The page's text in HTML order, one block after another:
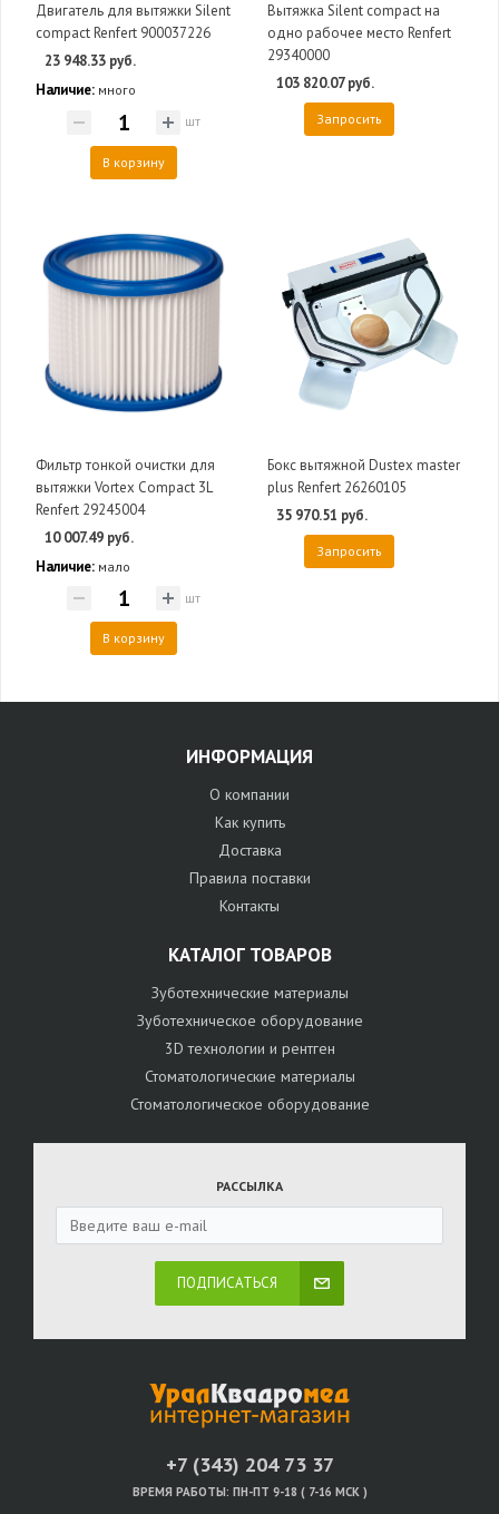
Двигатель для вытяжки Silent
compact Renfert 900037226
23 948.33 руб.
Наличие: много
шт
В корзину
Вытяжка Silent compact на
одно рабочее место Renfert
29340000
103 820.07 руб.
Запросить
Фильтр тонкой очистки для
вытяжки Vortex Compact 3L
Renfert 29245004
10 007.49 руб.
Наличие: мало
шт
В корзину
Бокс вытяжной Dustex master
plus Renfert 26260105
35 970.51 руб.
Запросить
ИНФОРМАЦИЯ
О компании
Как купить
Доставка
Правила поставки
Контакты
КАТАЛОГ ТОВАРОВ
Зуботехнические материалы
Зуботехническое оборудование
3D технологии и рентген
Стоматологические материалы
Стоматологическое оборудование
РАССЫЛКА
ПОДПИСАТЬСЯ
+7 (343) 204 73 37
ВРЕМЯ РАБОТЫ: ПН-ПТ 9-18 ( 7-16 МСК )